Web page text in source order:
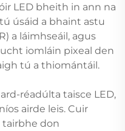
LED bheith in ann na
úsáid a bhaint astu
a láimhseáil, agus
iomláin pixeal den
tú a thiomántáil.
réadúlta taisce LED,
airde leis. Cuir
tairbhe don